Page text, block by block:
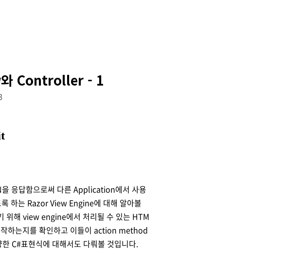
Controller - 1
응답함으로써 다른 Application에서 사용
하는 Razor View Engine에 대해 알아볼
위해 view engine에서 처리될 수 있는 HTM
하는지를 확인하고 이들이 action method
C#표현식에 대해서도 다뤄볼 것입니다.